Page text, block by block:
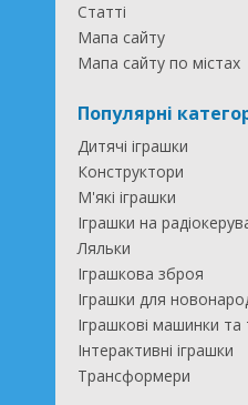
Статті
Мапа сайту
Мапа сайту по містах
Популярні
Дитячі іграшки
Конструктори
М'які іграшки
Іграшки на
Ляльки
Іграшкова зброя
Іграшки для
Іграшкові машинки та
Інтерактивні іграшки
Трансформери